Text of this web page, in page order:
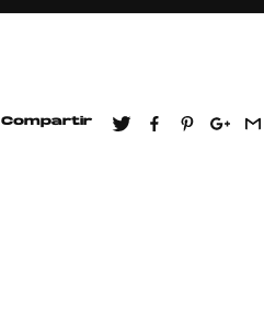
Compartir